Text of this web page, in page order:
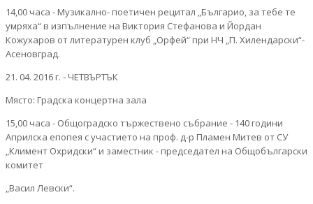
14,00 часа - Музикално- поетичен рецитал „Българио, за тебе те
умряха“ в изпълнение на Виктория Стефанова и Йордан
Кожухаров от литературен клуб „Орфей“ при НЧ „П. Хилендарски“-
Асеновград.
21. 04. 2016 г. - ЧЕТВЪРТЪК
Място: Градска концертна зала
15,00 часа - Общоградско тържествено събрание - 140 години
Априлска епопея с участието на проф. д-р Пламен Митев от СУ
„Климент Охридски“ и заместник - председател на Общобългарски
комитет
„Васил Левски“.